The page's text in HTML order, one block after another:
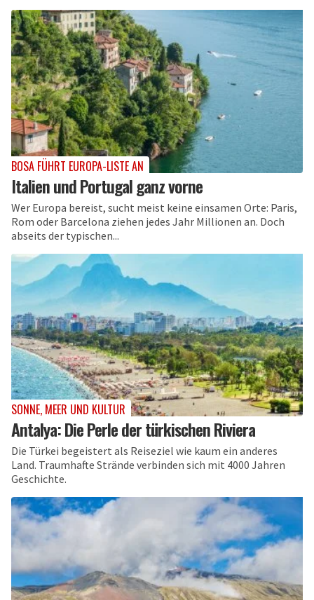
BOSA FÜHRT EUROPA-LISTE AN
Italien und Portugal ganz vorne
Wer Europa bereist, sucht meist keine einsamen Orte: Paris,
Rom oder Barcelona ziehen jedes Jahr Millionen an. Doch
abseits der typischen...
SONNE, MEER UND KULTUR
Antalya: Die Perle der türkischen Riviera
Die Türkei begeistert als Reiseziel wie kaum ein anderes
Land. Traumhafte Strände verbinden sich mit 4000 Jahren
Geschichte.